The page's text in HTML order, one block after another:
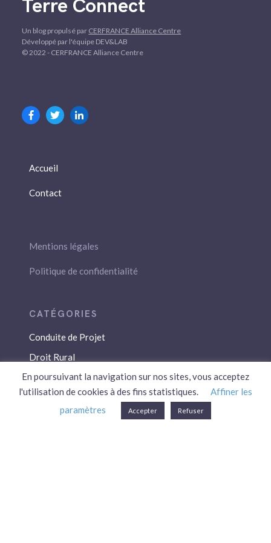
Terre Connect
Un blog propulsé par CERFRANCE Alliance Centre
Développé par l'équipe DEV&LAB
© 2022 - CERFRANCE Alliance Centre
Accueil
Contact
Mentions légales
Politique de confidentialité
Conduite de Projet
Droit Rural
Droit Social
Économie / Gestion
Environnement
En poursuivant la navigation sur nos sites, vous acceptez
l'utilisation de cookies à des fins statistiques.
Affiner les
paramètres
Accepter Refuser